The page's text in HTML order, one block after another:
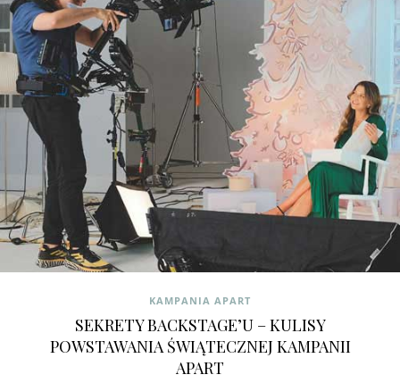
KAMPANIA APART
SEKRETY BACKSTAGE’U – KULISY
POWSTAWANIA ŚWIĄTECZNEJ KAMPANII
APART